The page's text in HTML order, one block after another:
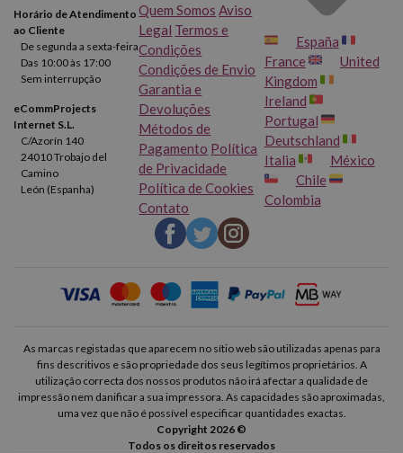
Horário de Atendimento
ao Cliente
De segunda a sexta-feira
Das 10:00 às 17:00
Sem interrupção
eCommProjects
Internet S.L.
C/Azorín 140
24010 Trobajo del
Camino
León (Espanha)
Quem Somos Aviso
Legal Termos e
Condições
Condições de Envio
Garantia e
Devoluções
Métodos de
Pagamento Política
de Privacidade
Política de Cookies
Contato
España
France
United
Kingdom
Ireland
Portugal
Deutschland
Italia
México
Chile
Colombia
As marcas registadas que aparecem no sítio web são utilizadas apenas para
fins descritivos e são propriedade dos seus legítimos proprietários. A
utilização correcta dos nossos produtos não irá afectar a qualidade de
impressão nem danificar a sua impressora. As capacidades são aproximadas,
uma vez que não é possível especificar quantidades exactas.
Copyright 2026 ©
Todos os direitos reservados